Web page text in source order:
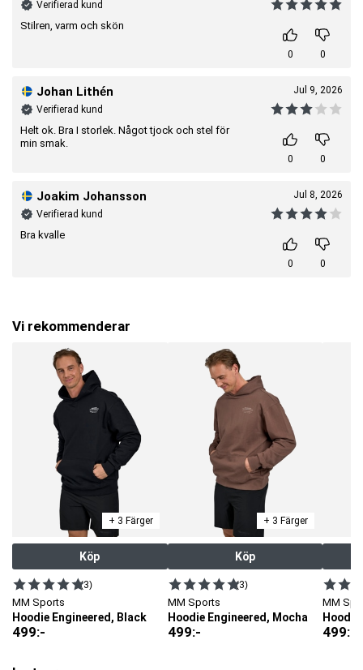
Verifierad kund
Stilren, varm och skön
0 0
Johan Lithén
Verifierad kund
Helt ok. Bra I storlek. Något tjock och stel för
min smak.
Jul 9, 2026
0 0
Joakim Johansson
Verifierad kund
Bra kvalle
Jul 8, 2026
0 0
Vi rekommenderar
+ 3 Färger
Köp
(3)
MM Sports
Hoodie Engineered, Black
499:-
+ 3 Färger
Köp
(3)
MM Sports
Hoodie Engineered, Mocha
499:-
MM
499:-